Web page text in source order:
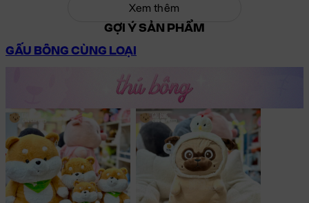
Xem thêm
GỢI Ý SẢN PHẨM
GẤU BÔNG CÙNG LOẠI